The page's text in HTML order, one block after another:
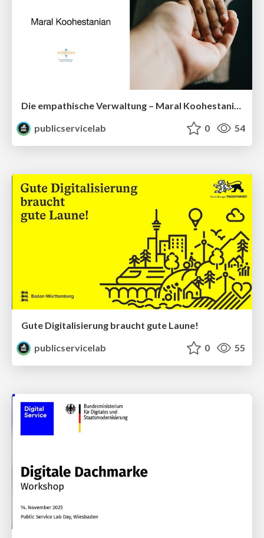
publicservicelab
0 54
Gute Digitalisierung braucht gute Laune!
publicservicelab
0 55